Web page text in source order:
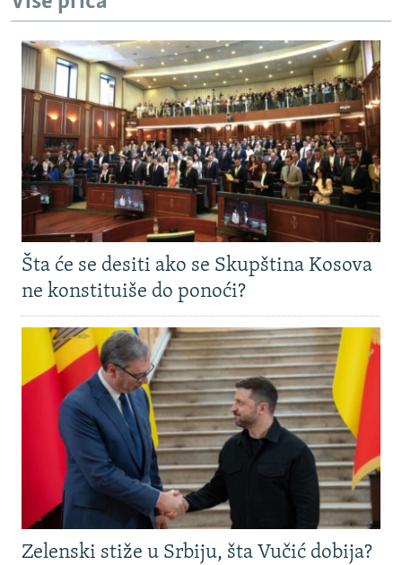
Šta će se desiti ako se Skupština Kosova
ne konstituiše do ponoći?
Zelenski stiže u Srbiju, šta Vučić dobija?